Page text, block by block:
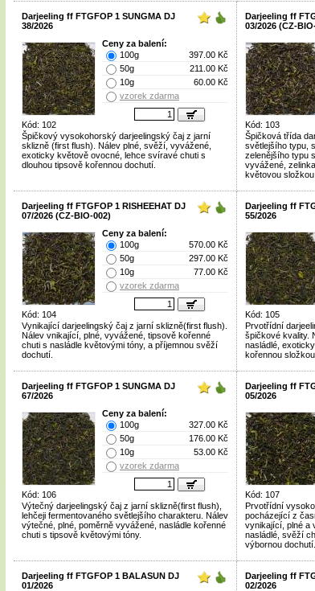
Darjeeling ff FTGFOP 1 SUNGMA DJ
38/2026
Kód: 102
Ceny za balení:
100g
397.00 Kč
50g
211.00 Kč
10g
60.00 Kč
vzorek zdarma
Špičkový vysokohorský darjeelingský čaj z jarní
sklizně (first flush). Nálev plné, svěží, vyvážené,
exoticky květově ovocné, lehce svíravé chuti s
dlouhou tipsově kořennou dochutí.
Darjeeling ff
03/2026 (CZ-
Kód: 103
Špičková třída
světlejšího typu,
zelenějšího typu
vyvážené,
květovou
Darjeeling ff FTGFOP 1 RISHEEHAT DJ
07/2026 (CZ-BIO-002)
Kód: 104
Ceny za balení:
100g
570.00 Kč
50g
297.00 Kč
10g
77.00 Kč
vzorek zdarma
Vynikající darjeelingský čaj z jarní sklizně(first flush).
Nálev vnikající, plné, vyvážené, tipsově kořenné
chuti s nasládle květovými tóny, a příjemnou svěží
dochutí.
Darjeeling ff
55/2026
Kód: 105
Prvotřídní
špičkové kvality.
nasládlé,
kořennou
Darjeeling ff FTGFOP 1 SUNGMA DJ
67/2026
Kód: 106
Ceny za balení:
100g
327.00 Kč
50g
176.00 Kč
10g
53.00 Kč
vzorek zdarma
Výtečný darjeelingský čaj z jarní sklizně(first flush),
lehčeji fermentovaného světlejšího charakteru. Nálev
výtečné, plné, poměrně vyvážené, nasládle kořenné
chuti s tipsově květovými tóny.
Darjeeling ff
05/2026
Kód: 107
Prvotřídní
pocházející z
vynikající, plné a
nasládlé, svěží
výbornou dochutí.
Darjeeling ff FTGFOP 1 BALASUN DJ
01/2026
Darjeeling ff
02/2026